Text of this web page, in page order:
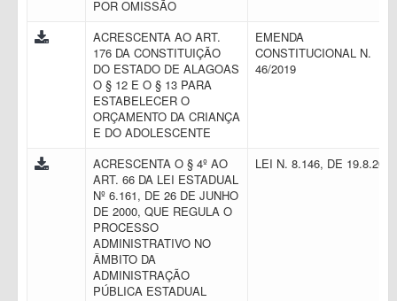
POR OMISSÃO
ACRESCENTA AO ART.
176 DA CONSTITUIÇÃO
DO ESTADO DE ALAGOAS
O § 12 E O § 13 PARA
ESTABELECER O
ORÇAMENTO DA CRIANÇA
E DO ADOLESCENTE
EMENDA
CONSTITUCIONAL N.
46/2019
ACRESCENTA O § 4º AO
ART. 66 DA LEI ESTADUAL
Nº 6.161, DE 26 DE JUNHO
DE 2000, QUE REGULA O
PROCESSO
ADMINISTRATIVO NO
ÂMBITO DA
ADMINISTRAÇÃO
PÚBLICA ESTADUAL
LEI N. 8.146, DE